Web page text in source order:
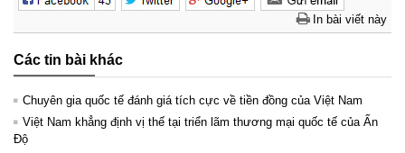
In bài viết này
Các tin bài khác
Chuyên gia quốc tế đánh giá tích cực về tiền đồng của Việt Nam
Việt Nam khẳng định vị thế tại triển lãm thương mại quốc tế của Ấn
Độ